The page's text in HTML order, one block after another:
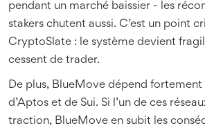
pendant un marché baissier - les
stakers chutent aussi. C’est un point
CryptoSlate : le système devient
cessent de trader.
De plus, BlueMove dépend fortement
d’Aptos et de Sui. Si l’un de ces
traction, BlueMove en subit les